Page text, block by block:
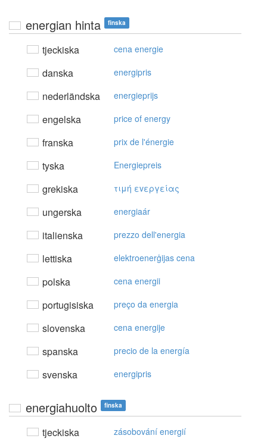
energian hinta finska
tjeckiska cena energie
danska energipris
nederländska energieprijs
engelska price of energy
franska prix de l'énergie
tyska Energiepreis
grekiska τιμή εvεργείας
ungerska energiaár
italienska prezzo dell'energia
lettiska elektroenerģijas cena
polska cena energii
portugisiska preço da energia
slovenska cena energije
spanska precio de la energía
svenska energipris
energiahuolto finska
tjeckiska zásobování energií